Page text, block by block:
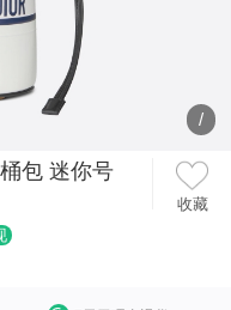
/
包 迷你号
收藏